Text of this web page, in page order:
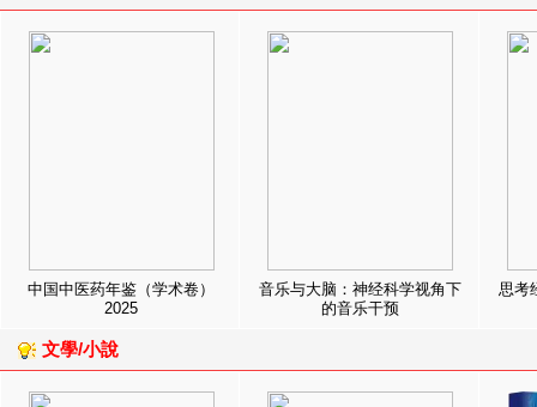
中国中医药年鉴（学术卷）
2025
音乐与大脑：神经科学视角下
的音乐干预
思考
文學/小說